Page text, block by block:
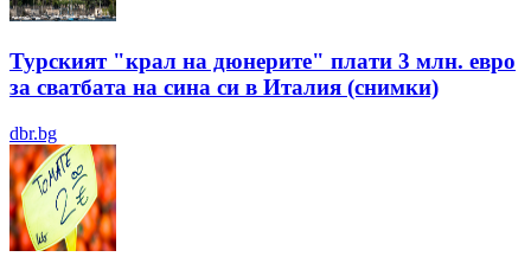
Турският "крал на дюнерите" плати 3 млн. евро
за сватбата на сина си в Италия (снимки)
dbr.bg